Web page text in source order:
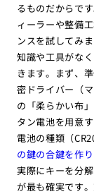
るものだからです
ィーラーや整備
ンスを試してみ
知識や工具がな
きます。まず、
密ドライバー（
の「柔らかい布
タン電池を用意
電池の種類（
の鍵の合鍵を作
実際にキーを分
が最も確実です